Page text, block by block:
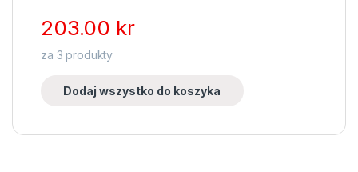
203.00 kr
za 3 produkty
Dodaj wszystko do koszyka